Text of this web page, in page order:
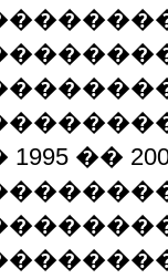
1995 ��